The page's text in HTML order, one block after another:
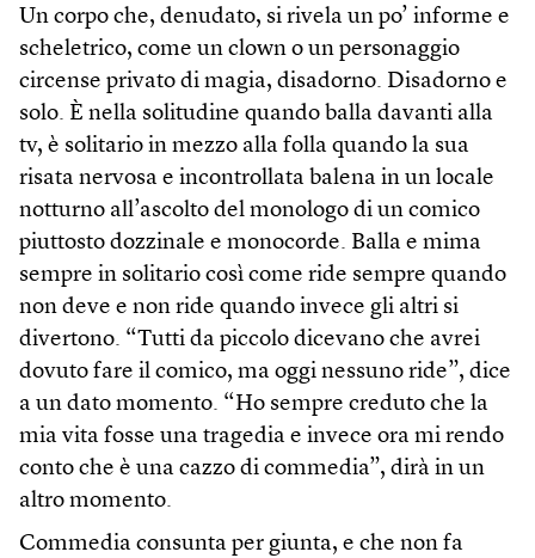
Un corpo che, denudato, si rivela un po’ informe e
scheletrico, come un clown o un personaggio
circense privato di magia, disadorno. Disadorno e
solo. È nella solitudine quando balla davanti alla
tv, è solitario in mezzo alla folla quando la sua
risata nervosa e incontrollata balena in un locale
notturno all’ascolto del monologo di un comico
piuttosto dozzinale e monocorde. Balla e mima
sempre in solitario così come ride sempre quando
non deve e non ride quando invece gli altri si
divertono. “Tutti da piccolo dicevano che avrei
dovuto fare il comico, ma oggi nessuno ride”, dice
a un dato momento. “Ho sempre creduto che la
mia vita fosse una tragedia e invece ora mi rendo
conto che è una cazzo di commedia”, dirà in un
altro momento.
Commedia consunta per giunta, e che non fa